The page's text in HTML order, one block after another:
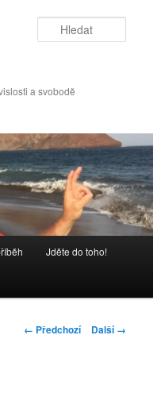
a svobodě
Jděte do toho!
Navigace
← Předchozí Další →